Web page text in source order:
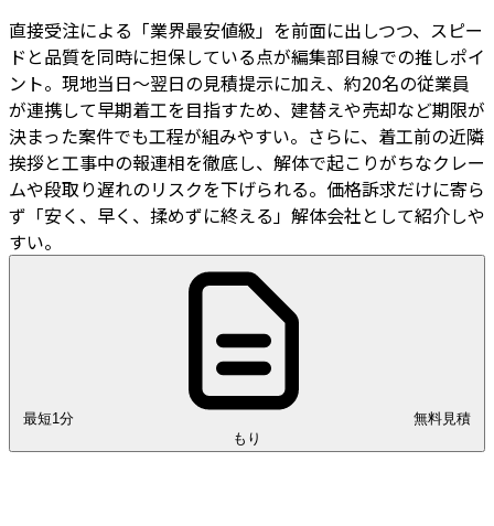
直接受注による「業界最安値級」を前面に出しつつ、スピー
ドと品質を同時に担保している点が編集部目線での推しポイ
ント。現地当日〜翌日の見積提示に加え、約20名の従業員
が連携して早期着工を目指すため、建替えや売却など期限が
決まった案件でも工程が組みやすい。さらに、着工前の近隣
挨拶と工事中の報連相を徹底し、解体で起こりがちなクレー
ムや段取り遅れのリスクを下げられる。価格訴求だけに寄ら
ず「安く、早く、揉めずに終える」解体会社として紹介しや
すい。
最短1分
もり